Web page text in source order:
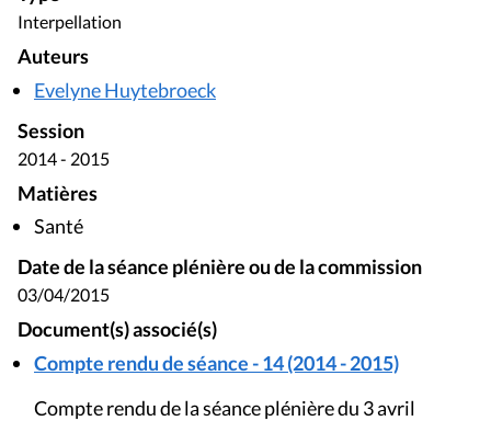
Interpellation
Auteurs
Evelyne Huytebroeck
Session
2014 - 2015
Matières
Santé
Date de la séance plénière ou de la commission
03/04/2015
Document(s) associé(s)
Compte rendu de séance - 14 (2014 - 2015)
Compte rendu de la séance plénière du 3 avril